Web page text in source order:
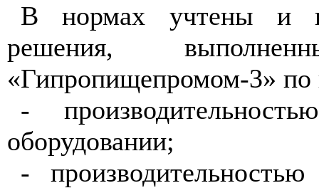
В нормах учтены и
решения,
«Гипропищепромом-3» по
-
оборудовании;
-